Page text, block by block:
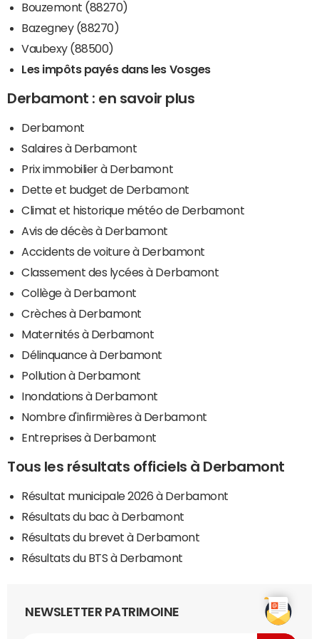
Bouzemont (88270)
Bazegney (88270)
Vaubexy (88500)
Les impôts payés dans les Vosges
Derbamont : en savoir plus
Derbamont
Salaires à Derbamont
Prix immobilier à Derbamont
Dette et budget de Derbamont
Climat et historique météo de Derbamont
Avis de décès à Derbamont
Accidents de voiture à Derbamont
Classement des lycées à Derbamont
Collège à Derbamont
Crèches à Derbamont
Maternités à Derbamont
Délinquance à Derbamont
Pollution à Derbamont
Inondations à Derbamont
Nombre d'infirmières à Derbamont
Entreprises à Derbamont
Tous les résultats officiels à Derbamont
Résultat municipale 2026 à Derbamont
Résultats du bac à Derbamont
Résultats du brevet à Derbamont
Résultats du BTS à Derbamont
NEWSLETTER PATRIMOINE